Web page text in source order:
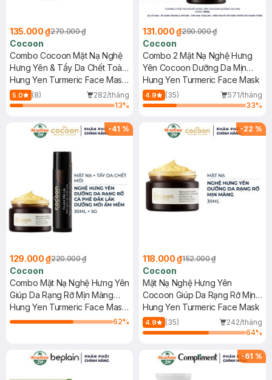
135.000 ₫270.000 ₫
Cocoon
Combo Cocoon Mặt Nạ Nghệ
Hưng Yên & Tẩy Da Chết Toàn
Thân Cà Phê Đắk Lắk
30ml+200ml
Hung Yen Turmeric Face Mask
+ Dak Lak Coffee Body Polish
5.0 (8)
282/tháng
13%
131.000 ₫290.000 ₫
Cocoon
Combo 2 Mặt Nạ Nghệ Hưng
Yên Cocoon Dưỡng Da Mịn
Màng 30ml
Hung Yen Turmeric Face Mask
4.9 (35)
571/tháng
33%
-41 %
129.000 ₫220.000 ₫
Cocoon
Combo Mặt Nạ Nghệ Hưng Yên
Giúp Da Rạng Rỡ Mịn Màng
30ml + Tẩy Da Chết Môi Cà
Phê Đắk Lắk 5g
Hung Yen Turmeric Face Mask
+ Dak-Lak Coffee Lip Scrub62%
-22 %
118.000 ₫152.000 ₫
Cocoon
Mặt Nạ Nghệ Hưng Yên
Cocoon Giúp Da Rạng Rỡ Mịn
Màng 30ml
Hung Yen Turmeric Face Mask
4.9 (35)
242/tháng
64%
-61 %